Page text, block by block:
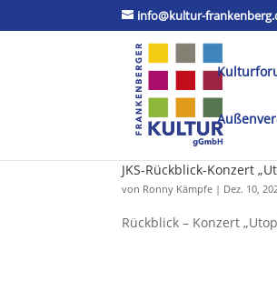
info@kultur-
JKS-Rückblick-Konzert
von Ronny Kämpfe | Dez. 10,
Rückblick – Konzert